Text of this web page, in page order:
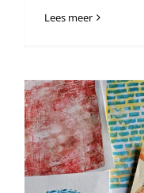
Lees meer